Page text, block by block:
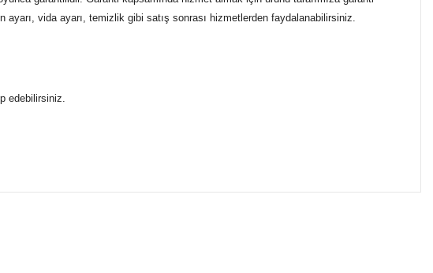
vida ayarı, temizlik gibi satış sonrası hizmetlerden faydalanabilirsiniz.
edebilirsiniz.